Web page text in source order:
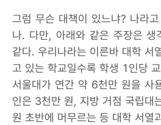
그럼 무슨 대책이 있느냐? 나라
나. 다만, 아래와 같은 주장은 생
같다. 우리나라는 이른바 대학 서
고 있는 학교일수록 학생 1인당
서울대가 연간 약 6천만 원을 사
인은 3천만 원, 지방 거점 국립대
원 초반에 머무르는 등 대학 서열